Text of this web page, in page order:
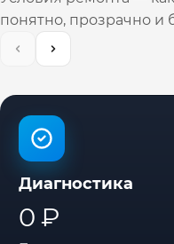
понятно, прозрачно и
Диагностика
0 ₽